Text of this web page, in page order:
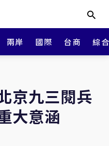
兩岸 國際 台商 綜
京九三閱兵
大意涵